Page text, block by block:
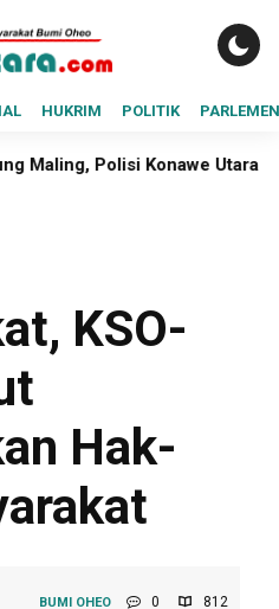
HUKRIM POLITIK PARLEMEN
Konawe Utara Didesak Buka
KSO-
Hak-
BUMI OHEO 0 812